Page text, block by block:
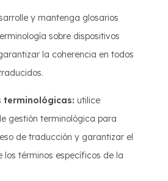
y mantenga glosarios
sobre dispositivos
la coherencia en todos
terminológicas: utilice
gestión terminológica para
de traducción y garantizar el
los términos específicos de la